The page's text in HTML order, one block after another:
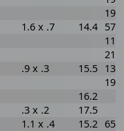
1.6 x .7 14.4
.9 x .3 15.5
16.2
.3 x .2
17.5
1.1 x .4 15.2